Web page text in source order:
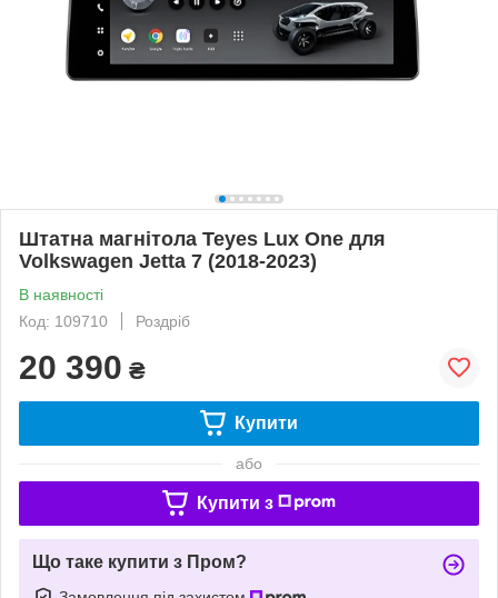
Штатна магнітола Teyes Lux One для
Volkswagen Jetta 7 (2018-2023)
В наявності
Код: 109710
Роздріб
20 390 ₴
Купити
або
Купити з
Що таке купити з Пром?